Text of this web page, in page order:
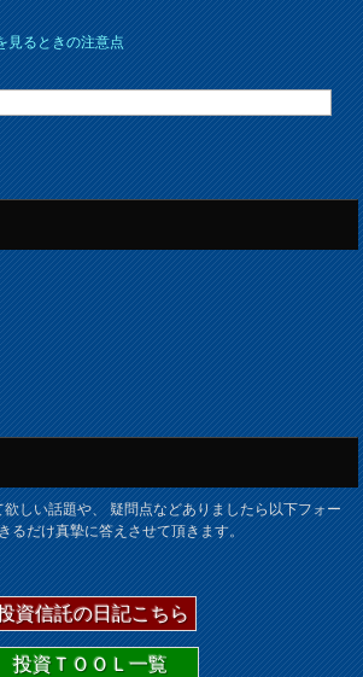
見るときの注意点
しい話題や、 疑問点などありましたら以下フォー
るだけ真摯に答えさせて頂きます。
資信託の日記こちら
投資ＴＯＯＬ一覧